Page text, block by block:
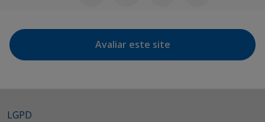
Avaliar este site
LGPD